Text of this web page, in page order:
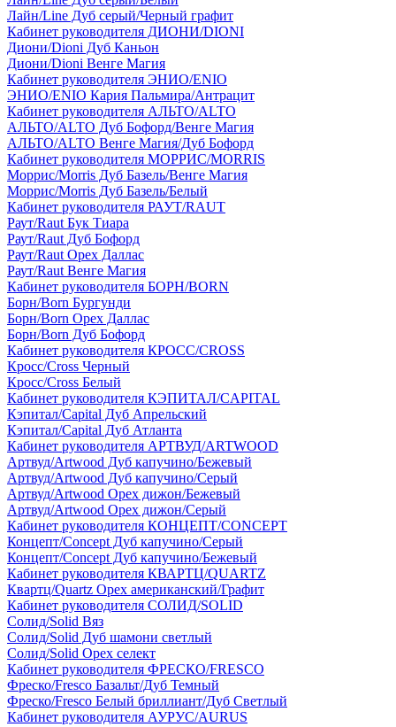
Лайн/Line Дуб серый/Черный графит
Кабинет руководителя ДИОНИ/DIONI
Диони/Dioni Дуб Каньон
Диони/Dioni Венге Магия
Кабинет руководителя ЭНИО/ENIO
ЭНИО/ENIO Кария Пальмира/Антрацит
Кабинет руководителя АЛЬТО/ALTO
АЛЬТО/ALTO Дуб Бофорд/Венге Магия
АЛЬТО/ALTO Венге Магия/Дуб Бофорд
Кабинет руководителя МОРРИС/MORRIS
Моррис/Morris Дуб Базель/Венге Магия
Моррис/Morris Дуб Базель/Белый
Кабинет руководителя РАУТ/RAUT
Раут/Raut Бук Тиара
Раут/Raut Дуб Бофорд
Раут/Raut Орех Даллас
Раут/Raut Венге Магия
Кабинет руководителя БОРН/BORN
Борн/Born Бургунди
Борн/Born Орех Даллас
Борн/Born Дуб Бофорд
Кабинет руководителя КРОСС/CROSS
Кросс/Cross Черный
Кросс/Cross Белый
Кабинет руководителя КЭПИТАЛ/CAPITAL
Кэпитал/Capital Дуб Апрельский
Кэпитал/Capital Дуб Атланта
Кабинет руководителя АРТВУД/ARTWOOD
Артвуд/Artwood Дуб капучино/Бежевый
Артвуд/Artwood Дуб капучино/Серый
Артвуд/Artwood Орех дижон/Бежевый
Артвуд/Artwood Орех дижон/Серый
Кабинет руководителя КОНЦЕПТ/CONCEPT
Концепт/Concept Дуб капучино/Серый
Концепт/Concept Дуб капучино/Бежевый
Кабинет руководителя КВАРТЦ/QUARTZ
Квартц/Quartz Орех американский/Графит
Кабинет руководителя СОЛИД/SOLID
Солид/Solid Вяз
Солид/Solid Дуб шамони светлый
Солид/Solid Орех селект
Кабинет руководителя ФРЕСКО/FRESCO
Фреско/Fresco Базальт/Дуб Темный
Фреско/Fresco Белый бриллиант/Дуб Светлый
Кабинет руководителя АУРУС/AURUS